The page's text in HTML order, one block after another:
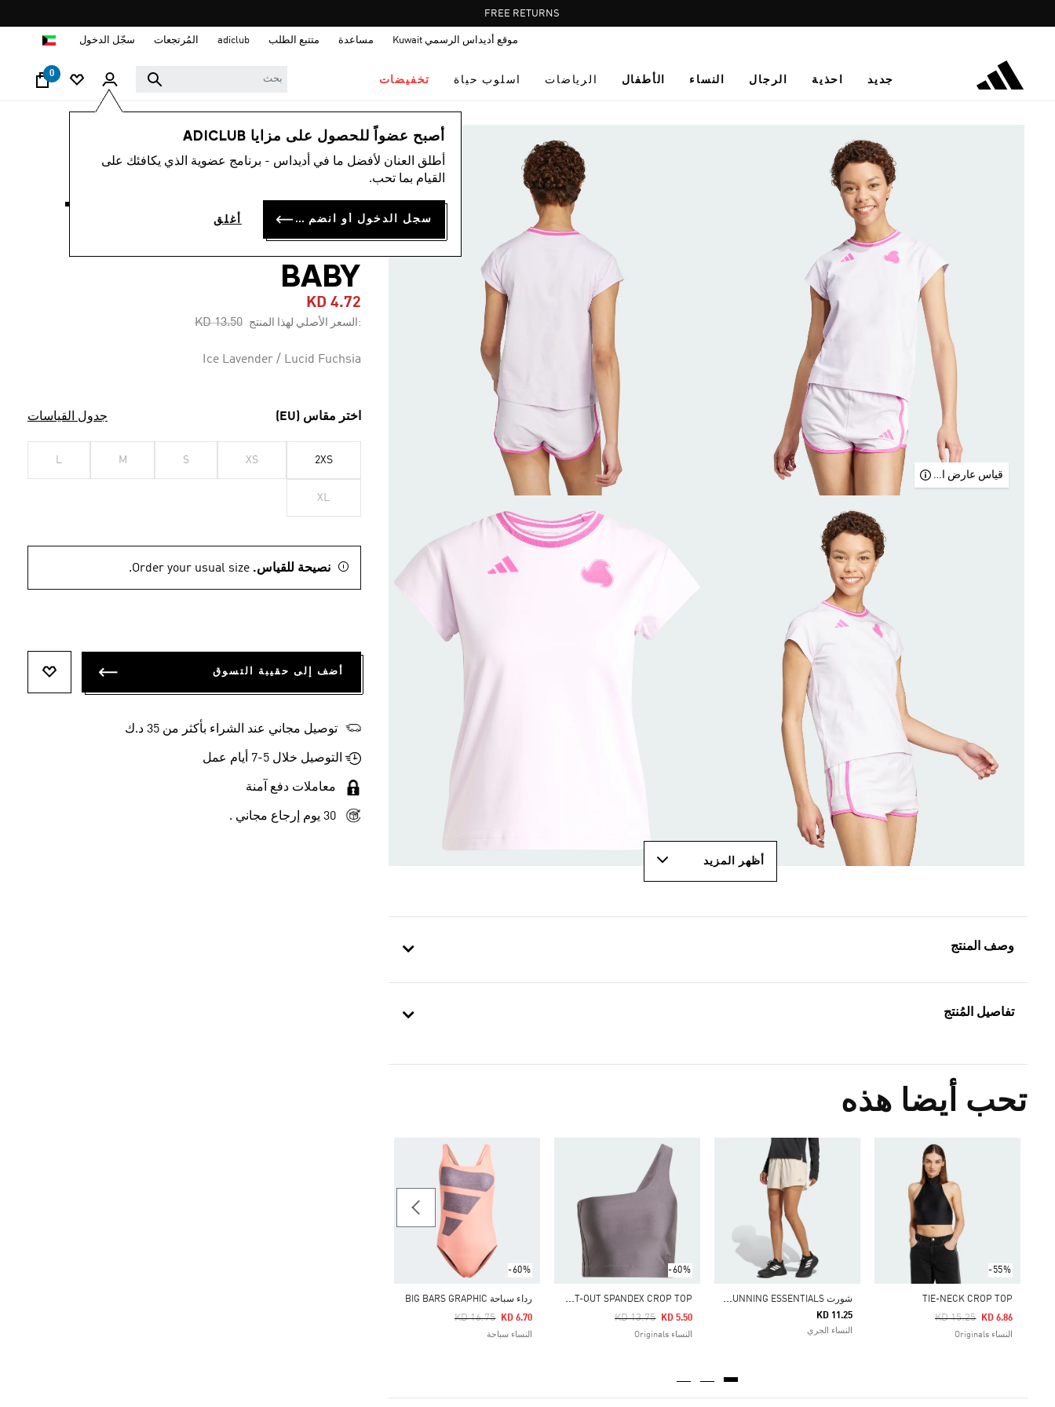
Pause
promotion
FREE DELIVERY OVER 35 KWD
موقع أديداس الرسمي Kuwait مساعدة متتبع الطلب adiclub المُرتجعات سجّل الدخول
جديد احذية الرجال النساء الأطفال الرياضات اسلوب حياة تخفيضات
0
أصبح عضواً للحصول على مزايا ADICLUB
أطلق العنان لأفضل ما في أديداس - برنامج عضوية الذي يكافئك على
القيام بما تحب.
سجل الدخول أو انضم الآن أغلق
قياس عارض الأزياء
أظهر المزيد
وصف المنتج
تفاصيل المُنتج
تحب أيضا هذه
-55%
TIE-NECK CROP TOP
Price Reduced From
KD 15.25
To KD 6.86
النساء Originals
ش
ورت ADI365 RUNNING ESSENTIALS
KD 11.25
النساء الجري
-60%
F
ASHION CUT-OUT SPANDEX CROP TOP
Price Reduced From
KD 13.75
To KD 5.50
النساء Originals
-60%
رداء سباحة BIG BARS GRAPHIC
Price Reduced From
KD 16.75
To KD 6.70
النساء سباحة
النساء ملابس
تيشيرت TIRO CUT 3-
STRIPES COTTON
BABY
KD 4.72
:السعر الأصلي لهذا المنتج Price reduced from
KD 13.50
to
Ice Lavender / Lucid Fuchsia
اختر مقاس (EU) جدول القياسات
2XS
XS
S
M
L
XL
نصيحة للقياس.Order your usual size.
أضف إلى حقيبة التسوق
توصيل مجاني عند الشراء بأكثر من 35 د.ك
التوصيل خلال 5-7 أيام عمل
معاملات دفع آمنة
30 يوم إرجاع مجاني .